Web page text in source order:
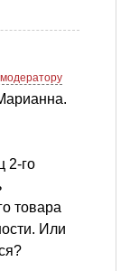
2-го
товара
Или